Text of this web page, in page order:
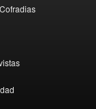
Cofradias